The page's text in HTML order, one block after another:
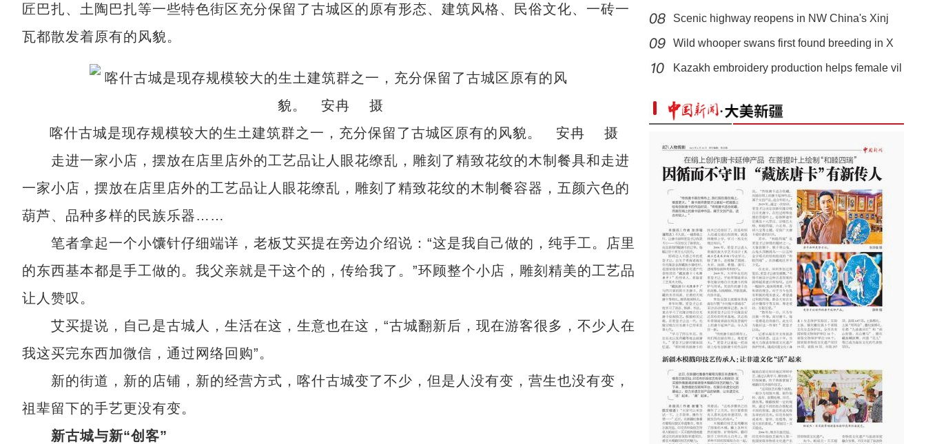
匠巴扎、土陶巴扎等一些特色街区充分保留了古城区的原有形态、建筑风格、民俗文化、一砖一
瓦都散发着原有的风貌。
喀什古城是现存规模较大的生土建筑群之一，充分保留了古城区原有的风貌。 安冉 摄
走进一家小店，摆放在店里店外的工艺品让人眼花缭乱，雕刻了精致花纹的木制餐具和走进
一家小店，摆放在店里店外的工艺品让人眼花缭乱，雕刻了精致花纹的木制餐容器，五颜六色的
葫芦、品种多样的民族乐器……
笔者拿起一个小馕针仔细端详，老板艾买提在旁边介绍说：“这是我自己做的，纯手工。店里
的东西基本都是手工做的。我父亲就是干这个的，传给我了。”环顾整个小店，雕刻精美的工艺品
让人赞叹。
艾买提说，自己是古城人，生活在这，生意也在这，“古城翻新后，现在游客很多，不少人在
我这买完东西加微信，通过网络回购”。
新的街道，新的店铺，新的经营方式，喀什古城变了不少，但是人没有变，营生也没有变，
祖辈留下的手艺更没有变。
新古城与新“创客”
中国出口吉尔吉斯斯坦1000辆客车订单首批通
Scenic highway reopens in NW China's Xinj
Wild whooper swans first found breeding in X
Kazakh embroidery production helps female vil